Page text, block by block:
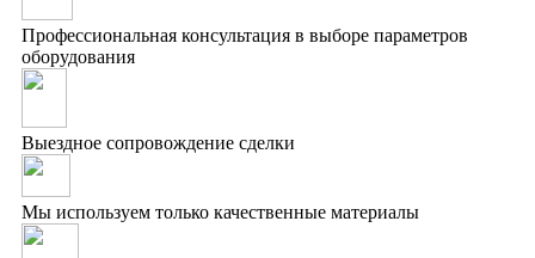
Профессиональная консультация в выборе параметров
оборудования
Выездное сопровождение сделки
Мы используем только качественные материалы